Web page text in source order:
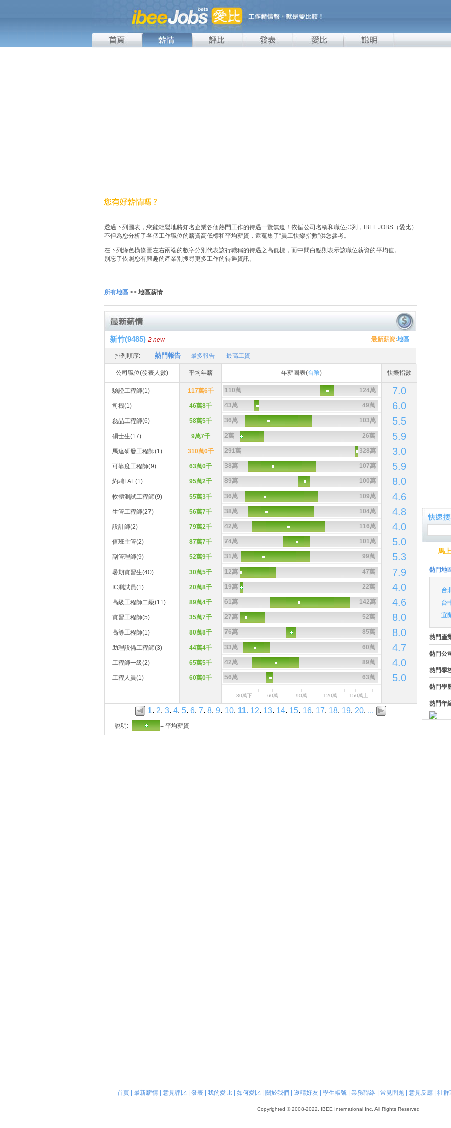
透過下列圖表，您能輕鬆地將知名企業各個熱門工作的待遇一覽無遺！依循公司名稱和職位排列，IBEEJOBS（愛比）
不但為您分析了各個工作職位的薪資高低標和平均薪資，還蒐集了“員工快樂指數”供您參考。
在下列綠色橫條圖左右兩端的數字分別代表該行職稱的待遇之高低標，而中間白點則表示該職位薪資的平均值。
別忘了依照您有興趣的產業別搜尋更多工作的待遇資訊。
所有地區 >> 地區薪情
新竹(9485) 2 new 最新薪資:地區
排列順序: 熱門報告 最多報告 最高工資
公司職位(發表人數) 平均年薪 年薪圖表(台幣) 快樂指數
驗證工程師(1) 117萬6千 110萬 124萬 7.0
司機(1) 46萬8千 43萬 49萬 6.0
磊晶工程師(6) 58萬5千 36萬 103萬 5.5
碩士生(17) 9萬7千 2萬 26萬 5.9
馬達研發工程師(1) 310萬0千 291萬 328萬 3.0
可靠度工程師(9) 63萬0千 38萬 107萬 5.9
約聘FAE(1) 95萬2千 89萬 100萬 8.0
軟體測試工程師(9) 55萬3千 36萬 109萬 4.6
生管工程師(27) 56萬7千 38萬 104萬 4.8
設計師(2) 79萬2千 42萬 116萬 4.0
值班主管(2) 87萬7千 74萬 101萬 5.0
副管理師(9) 52萬9千 31萬 99萬 5.3
暑期實習生(40) 30萬5千 12萬 47萬 7.9
IC測試員(1) 20萬8千 19萬 22萬 4.0
高級工程師二級(11) 89萬4千 61萬 142萬 4.6
實習工程師(5) 35萬7千 27萬 52萬 8.0
高等工程師(1) 80萬8千 76萬 85萬 8.0
助理設備工程師(3) 44萬4千 33萬 60萬 4.7
工程師一級(2) 65萬5千 42萬 89萬 4.0
工程人員(1) 60萬0千 56萬 63萬 5.0
30萬下 60萬 90萬 120萬 150萬上
1. 2. 3. 4. 5. 6. 7. 8. 9. 10. 11. 12. 13. 14. 15. 16. 17. 18. 19. 20. ...
說明: = 平均薪資
馬
熱門地
台
台
宜
熱門產
熱門公
熱門學
熱門學
熱門年
首頁| 最新薪情| 意見評比| 發表| 我的愛比| 如何愛比| 關於我們 邀請好友| 學生帳號| 業務聯絡| 常見問題 意見反應| 社群
Copyrighted © 2008-2022, IBEE International Inc. All Rights Reserved